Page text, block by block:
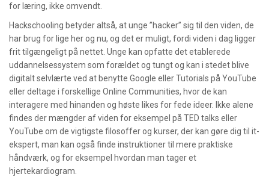
for læring, ikke omvendt.
Hackschooling betyder altså, at unge ”hacker” sig til den viden, de
har brug for lige her og nu, og det er muligt, fordi viden i dag ligger
frit tilgængeligt på nettet. Unge kan opfatte det etablerede
uddannelsessystem som forældet og tungt og kan i stedet blive
digitalt selvlærte ved at benytte Google eller Tutorials på YouTube
eller deltage i forskellige Online Communities, hvor de kan
interagere med hinanden og høste likes for fede ideer. Ikke alene
findes der mængder af viden for eksempel på TED talks eller
YouTube om de vigtigste filosoffer og kurser, der kan gøre dig til it-
ekspert, man kan også finde instruktioner til mere praktiske
håndværk, og for eksempel hvordan man tager et
hjertekardiogram.